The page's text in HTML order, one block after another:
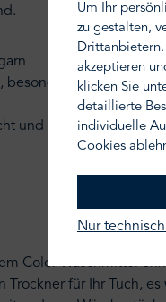
besonders
und hohe
Color-Waschmittel
Trockner für Ihr Tuch,
Um Ihr
zu gestalten,
Drittanbietern.
akzeptieren
klicken Sie
detaillierte
individuelle
Cookies
Nur